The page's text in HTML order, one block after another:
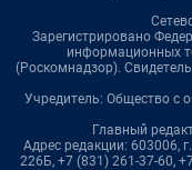
Зарегистрировано
информационных
(Роскомнадзор).
Учредитель: Общество с
Главный
Адрес редакции: 603006,
226Б, +7 (831) 261-37-60,